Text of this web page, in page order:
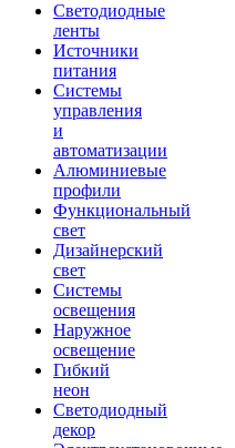
Светодиодные
ленты
Источники
питания
Системы
управления
и
автоматизации
Алюминиевые
профили
Функциональный
свет
Дизайнерский
свет
Системы
освещения
Наружное
освещение
Гибкий
неон
Светодиодный
декор